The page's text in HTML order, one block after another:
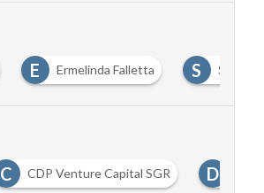
E Ermelinda Falletta S Sandro
C CDP Venture Capital SGR D